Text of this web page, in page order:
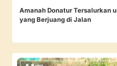
Amanah Donatur Tersalurkan
yang Berjuang di Jalan